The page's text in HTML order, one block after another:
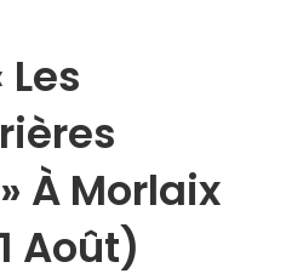
À Morlaix
Août)